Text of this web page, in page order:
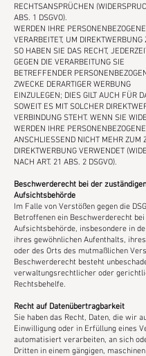
RECHTSANSPRÜCHEN
ABS. 1 DSGVO).
WERDEN IHRE
VERARBEITET, UM DIREKTWERBUNG
SO HABEN SIE DAS RECHT,
GEGEN DIE VERARBEITUNG SIE
BETREFFENDER
ZWECKE DERARTIGER WERBUNG
EINZULEGEN; DIES GILT AUCH FÜR
SOWEIT ES MIT SOLCHER
VERBINDUNG STEHT. WENN SIE
WERDEN IHRE
ANSCHLIESSEND NICHT MEHR ZUM
DIREKTWERBUNG VERWENDET
NACH ART. 21 ABS. 2 DSGVO).
Beschwerderecht bei der zuständigen
Aufsichtsbehörde
Im Falle von Verstößen gegen die
Betroffenen ein Beschwerderecht
Aufsichtsbehörde, insbesondere in
ihres gewöhnlichen Aufenthalts,
oder des Orts des mutmaßlichen
Beschwerderecht besteht
verwaltungsrechtlicher oder
Rechtsbehelfe.
Recht auf Datenübertragbarkeit
Sie haben das Recht, Daten, die wir
Einwilligung oder in Erfüllung eines
automatisiert verarbeiten, an sich
Dritten in einem gängigen,